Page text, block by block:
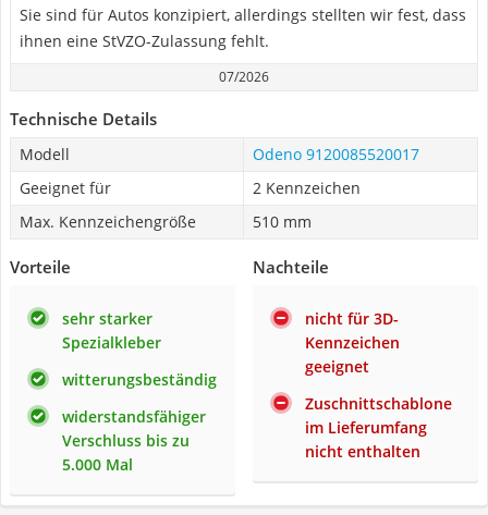
Sie sind für Autos konzipiert, allerdings stellten wir fest, dass
ihnen eine StVZO-Zulassung fehlt.
07/2026
Technische Details
Modell
Odeno 9120085520017
Geeignet für
2 Kennzeichen
Max. Kennzeichengröße
510 mm
Vorteile
sehr starker
Spezialkleber
witterungsbeständig
widerstandsfähiger
Verschluss bis zu
5.000 Mal
Nachteile
nicht für 3D-
Kennzeichen
geeignet
Zuschnittschablone
im Lieferumfang
nicht enthalten